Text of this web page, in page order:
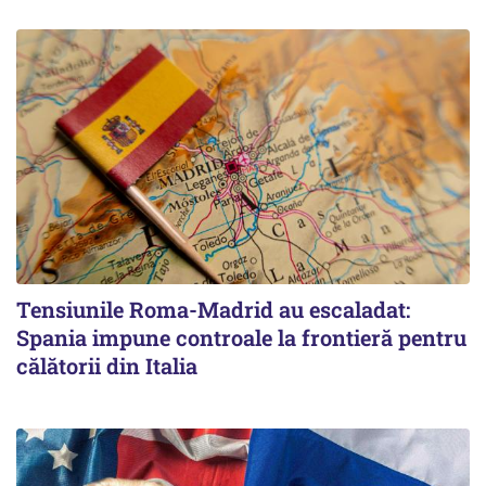
Tensiunile Roma-Madrid au escaladat:
Spania impune controale la frontieră pentru
călătorii din Italia